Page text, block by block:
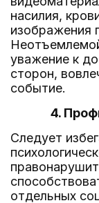
насилия,
изображения
уважение к
сторон,
событие.
4.
Следует
отдельных